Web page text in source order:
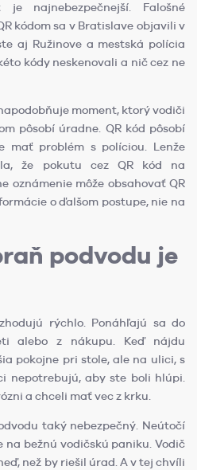
najnebezpečnejší. Falošné
kódom sa v Bratislave objavili v
aj Ružinove a mestská polícia
kódy neskenovali a nič cez ne
moment, ktorý vodiči
pôsobí úradne. QR kód pôsobí
mať problém s políciou. Lenže
že pokutu cez QR kód na
oznámenie môže obsahovať QR
o ďalšom postupe, nie na
podvodu je
rýchlo. Ponáhľajú sa do
alebo z nákupu. Keď nájdu
pokojne pri stole, ale na ulici, s
nepotrebujú, aby ste boli hlúpi.
a chceli mať vec z krku.
taký nebezpečný. Neútočí
na bežnú vodičskú paniku. Vodič
než by riešil úrad. A v tej chvíli